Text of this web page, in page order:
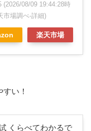
(2026/08/09 19:44:28時
市場調べ-詳細)
楽天市場
い！
くらべてわかるで